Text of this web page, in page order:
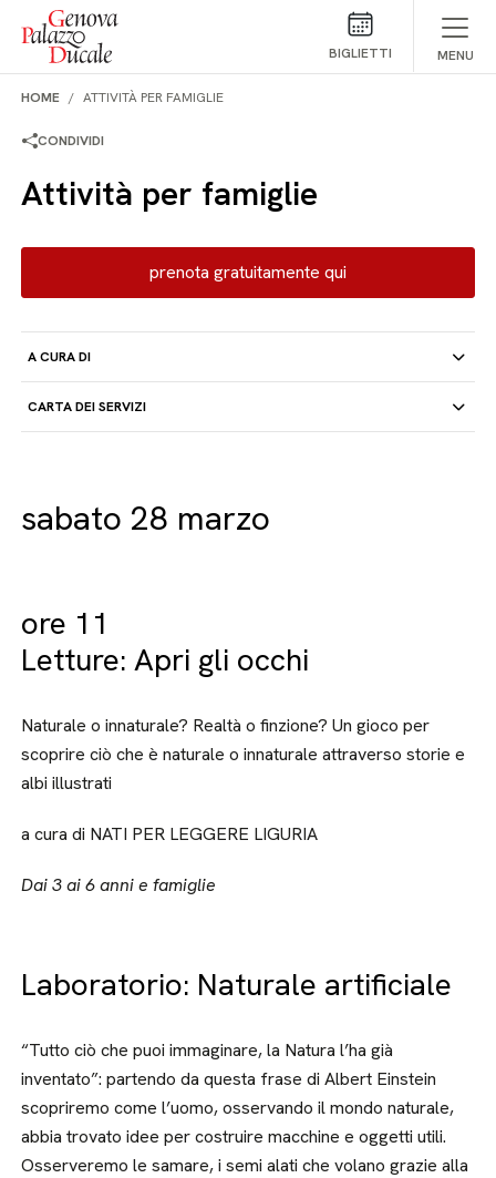
Salta al contenuto
BIGLIETTI MENU
HOME ATTIVITÀ PER FAMIGLIE
CONDIVIDI
Attività per famiglie
prenota gratuitamente qui
A CURA DI
CARTA DEI SERVIZI
sabato 28 marzo
ore 11
Letture: Apri gli occhi
Naturale o innaturale? Realtà o finzione? Un gioco per
scoprire ciò che è naturale o innaturale attraverso storie e
albi illustrati
a cura di NATI PER LEGGERE LIGURIA
Dai 3 ai 6 anni e famiglie
Laboratorio: Naturale artificiale
“Tutto ciò che puoi immaginare, la Natura l’ha già
inventato”: partendo da questa frase di Albert Einstein
scopriremo come l’uomo, osservando il mondo naturale,
abbia trovato idee per costruire macchine e oggetti utili.
Osserveremo le samare, i semi alati che volano grazie alla